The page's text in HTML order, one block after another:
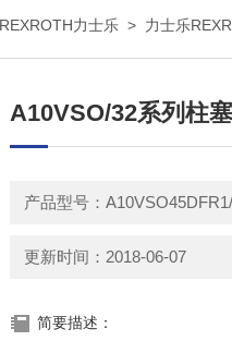
力士乐 > 力士乐
A10VSO/32系列柱
更新时间：2018-06-07
简要描述：